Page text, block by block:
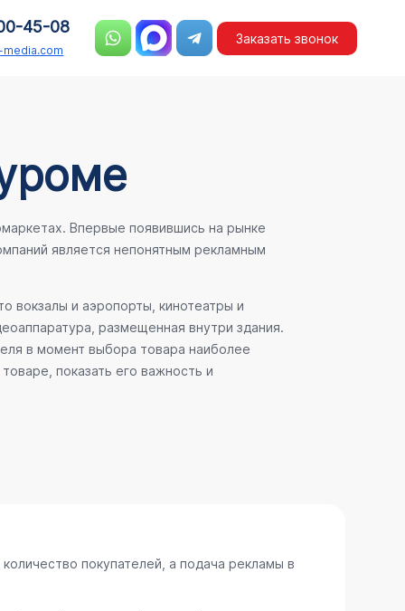
45-08
Заказать звонок
Впервые появившись на рынке
является непонятным рекламным
вокзалы и аэропорты, кинотеатры и
размещенная внутри здания.
в момент выбора товара наиболее
показать его важность и
покупателей, а подача рекламы в